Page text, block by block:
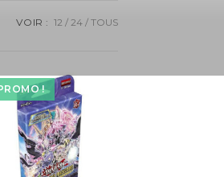
VOIR : 12 24 TOUS
!